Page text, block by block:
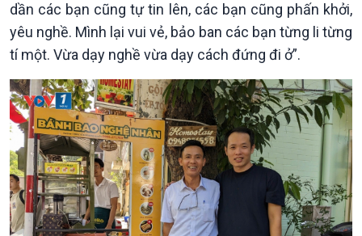
Văn hoá & Du lịch
Tin Văn hoá & Du lịch
Chát với người nổi tiếng
Câu chuyện Thể thao
Multimedia
Ảnh
Video
Infographic
E-Magazine
dần các bạn cũng tự tin lên, các bạn cũng phấn khởi,
yêu nghề. Mình lại vui vẻ, bảo ban các bạn từng li từng
tí một. Vừa dạy nghề vừa dạy cách đứng đi ở”.